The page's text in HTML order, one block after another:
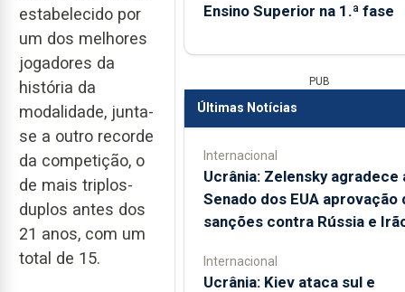
estabelecido por
um dos melhores
jogadores da
história da
modalidade, junta-
se a outro recorde
da competição, o
de mais triplos-
duplos antes dos
21 anos, com um
total de 15.
Ensino Superior na 1.ª fase
PUB
Últimas Notícias
Internacional
Ucrânia: Zelensky agradece
Senado dos EUA aprovação
sanções contra Rússia e
Internacional
Ucrânia: Kiev ataca sul e